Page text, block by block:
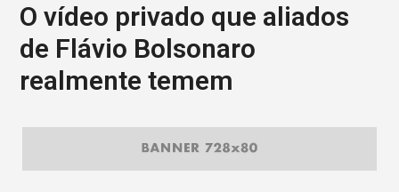
O vídeo privado que aliados
de Flávio Bolsonaro
realmente temem